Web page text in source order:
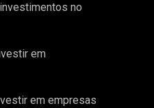
no
em
em empresas